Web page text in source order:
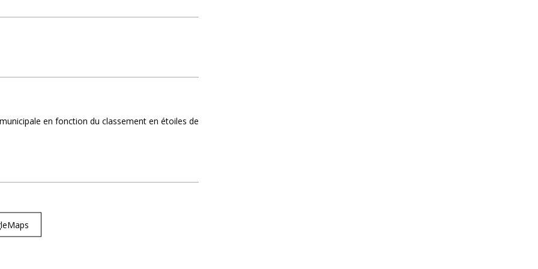
en fonction du classement en étoiles de